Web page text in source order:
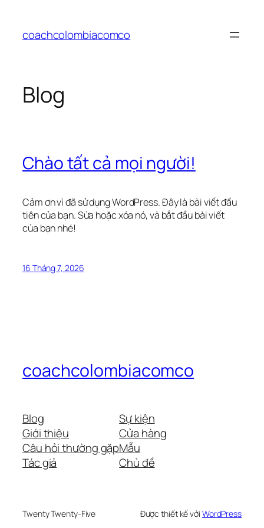
phầncoachcolombiacomco
Blog
Chào tất cả mọi người!
Cảm ơn vì đã sử dụng WordPress. Đây là bài viết đầu
tiên của bạn. Sửa hoặc xóa nó, và bắt đầu bài viết
của bạn nhé!
16 Tháng 7, 2026
coachcolombiacomco
Blog
Giới thiệu
Câu hỏi thường gặp
Tác giả
Sự kiện
Cửa hàng
Mẫu
Chủ đề
Twenty Twenty-Five Được thiết kế với WordPress